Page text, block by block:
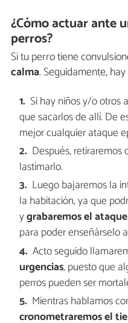
¿Cómo actuar ante
perros?
Si tu perro tiene
calma. Seguidamente,
Si hay niños y/o otros
que sacarlos de allí. De
mejor cualquier ataque
Después,
lastimarlo.
Luego bajaremos la
la habitación, ya que
ygrabaremos el
para poder enseñárselo
Acto seguido
urgencias, puesto que
perros pueden ser
Mientras hablamos
cronometraremos el